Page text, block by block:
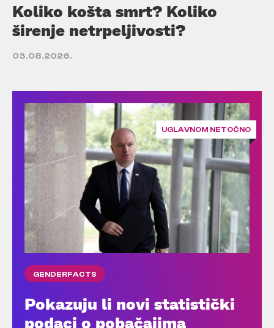
Koliko košta smrt? Koliko
širenje netrpeljivosti?
03.08.2026.
UGLAVNOM NETOČNO
GENDERFACTS
Pokazuju li novi statistički
podaci o pobačajima